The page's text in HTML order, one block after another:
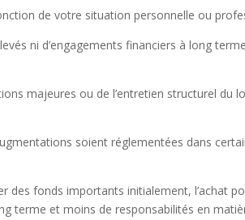
de votre situation personnelle ou
ni d’engagements financiers à long
majeures ou de l’entretien structurel du
soient réglementées dans
des fonds importants initialement, l’achat
terme et moins de responsabilités en